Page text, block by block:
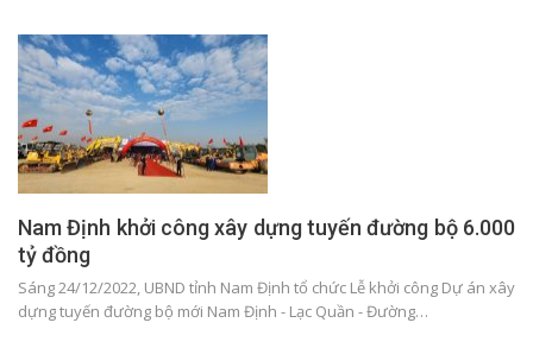
Nam Định khởi công xây dựng tuyến đường bộ 6.000
tỷ đồng
Sáng 24/12/2022, UBND tỉnh Nam Định tổ chức Lễ khởi công Dự án xây
dựng tuyến đường bộ mới Nam Định - Lạc Quần - Đường…